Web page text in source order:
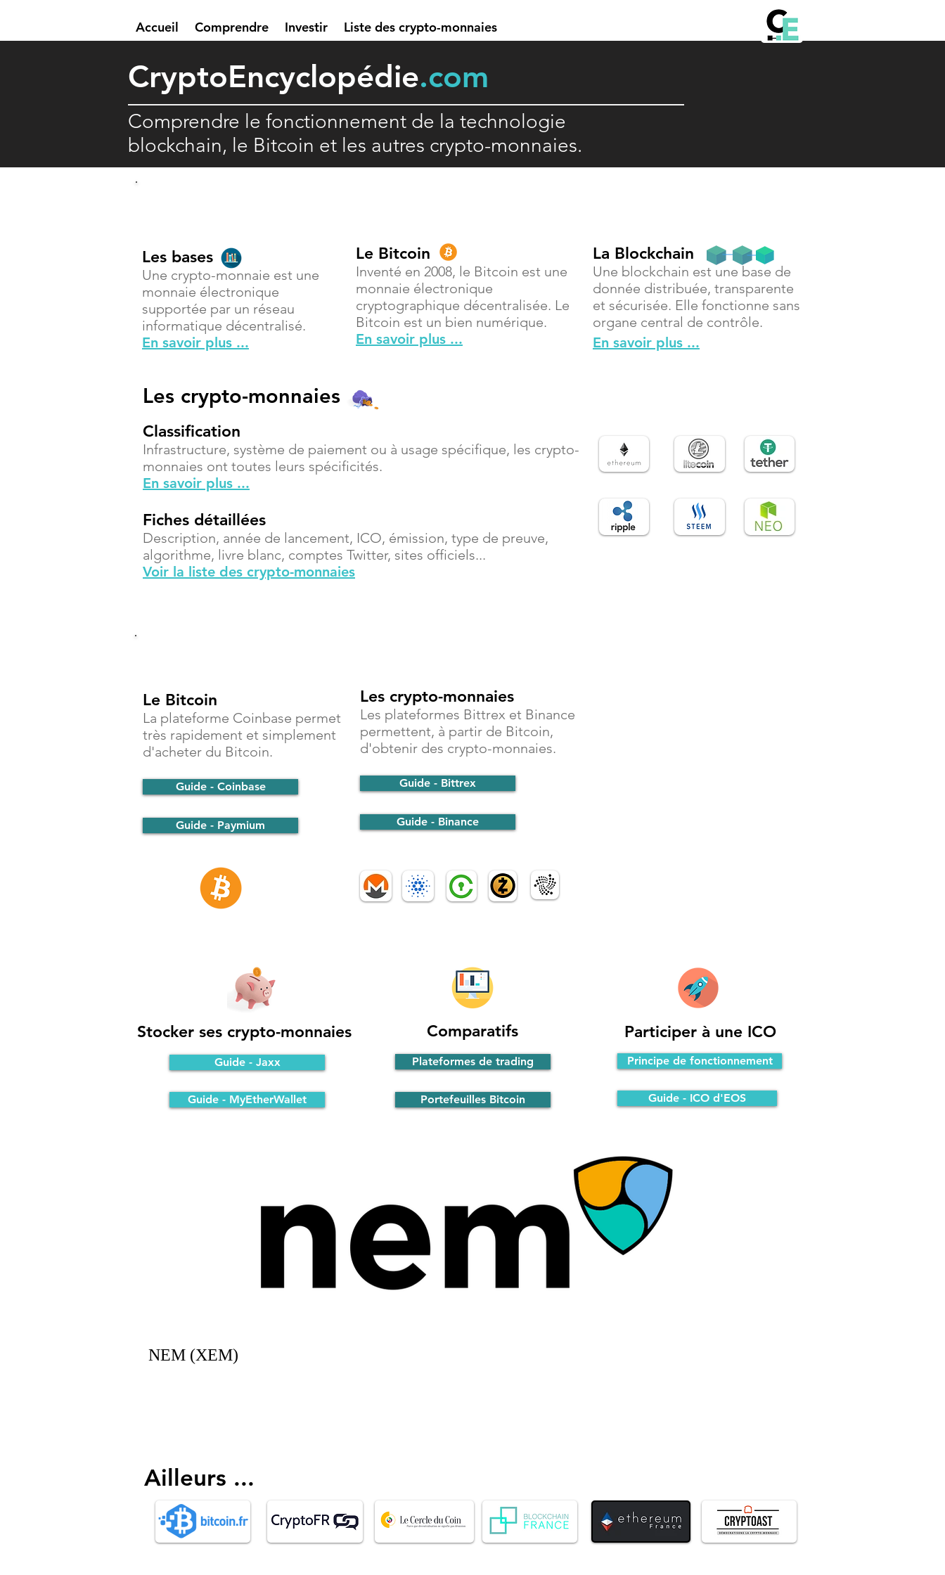
Accueil Comprendre Investir Liste des crypto-monnaies
CryptoEncyclopédie.com
Comprendre le fonctionnement de la technologie
blockchain, le Bitcoin et les autres crypto-monnaies.
Les bases
Une crypto-monnaie est une
monnaie électronique
supportée par un réseau
informatique décentralisé.
En savoir plus ...
Le Bitcoin
Inventé en 2008, le Bitcoin est une
monnaie électronique
cryptographique décentralisée. Le
Bitcoin est un bien numérique.
En savoir plus ...
La Blockchain
Une blockchain est une base de
donnée distribuée, transparente
et sécurisée. Elle fonctionne sans
organe central de contrôle.
En savoir plus ...
Les crypto-monnaies
Classification
Infrastructure, système de paiement ou à usage spécifique, les crypto-
monnaies ont toutes leurs spécificités.
En savoir plus ...
Fiches détaillées
Description, année de lancement, ICO, émission, type de preuve,
algorithme, livre blanc, comptes Twitter, sites officiels...
Voir la liste des crypto-monnaies
Le Bitcoin
La plateforme Coinbase permet
très rapidement et simplement
d'acheter du Bitcoin.
Guide - Coinbase
Guide - Paymium
Les crypto-monnaies
Les plateformes Bittrex et Binance
permettent, à partir de Bitcoin,
d'obtenir des crypto-monnaies.
Guide - Bittrex
Guide - Binance
Stocker ses crypto-monnaies Comparatifs
Guide - Jaxx Plateformes de trading
Guide - MyEtherWallet Portefeuilles Bitcoin
Participer à une ICO
Principe de fonctionnement
Guide - ICO d'EOS
NEM (XEM)
Ailleurs ...